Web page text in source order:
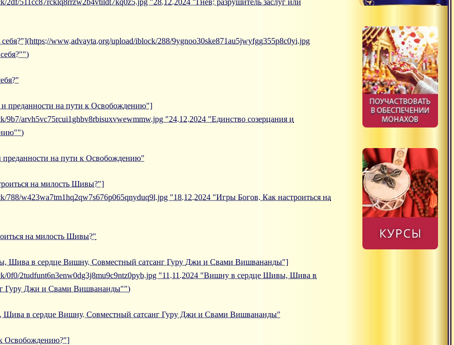
2df/511cc87rcklq8rrzw2b4vtildt7kq0z5.jpg "28.12.2024 "Гнев: разрушитель заслуг или
www.advayta.org/upload/iblock/288/9ygnoo30ske871au5jwyfgg355p8c0yi.jpg
и преданности на пути к Освобождению"]
9b7/arvh5vc75rcui1ghbv8rbisuxvwewmmw.jpg "24.12.2024 "Единство созерцания и
преданности на пути к Освобождению"
на милость Шивы?"]
788/w423wa7tm1hq2qw7s676p065qnyduq9l.jpg "18.12.2024 "Игры Богов. Как настроиться на
на милость Шивы?"
Шива в сердце Вишну. Совместный сатсанг Гуру Джи и Свами Вишвананды"]
0f0/2tudfunt6n3enw0dg3j8mu9c9ntz0pyb.jpg "11.11.2024 "Вишну в сердце Шивы, Шива в
Гуру Джи и Свами Вишвананды"")
в сердце Вишну. Совместный сатсанг Гуру Джи и Свами Вишвананды"
Освобождению?"]